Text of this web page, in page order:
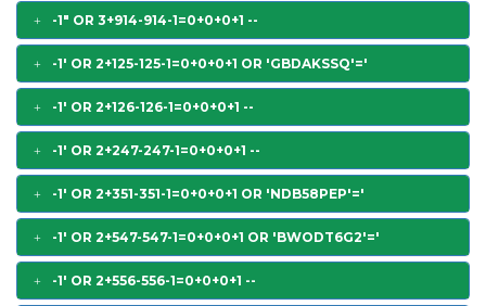
-1" OR 3+914-914-1=0+0+0+1 --
-1' OR 2+125-125-1=0+0+0+1 OR 'GBDAKSSQ'='
-1' OR 2+126-126-1=0+0+0+1 --
-1' OR 2+247-247-1=0+0+0+1 --
-1' OR 2+351-351-1=0+0+0+1 OR 'NDB58PEP'='
-1' OR 2+547-547-1=0+0+0+1 OR 'BWODT6G2'='
-1' OR 2+556-556-1=0+0+0+1 --